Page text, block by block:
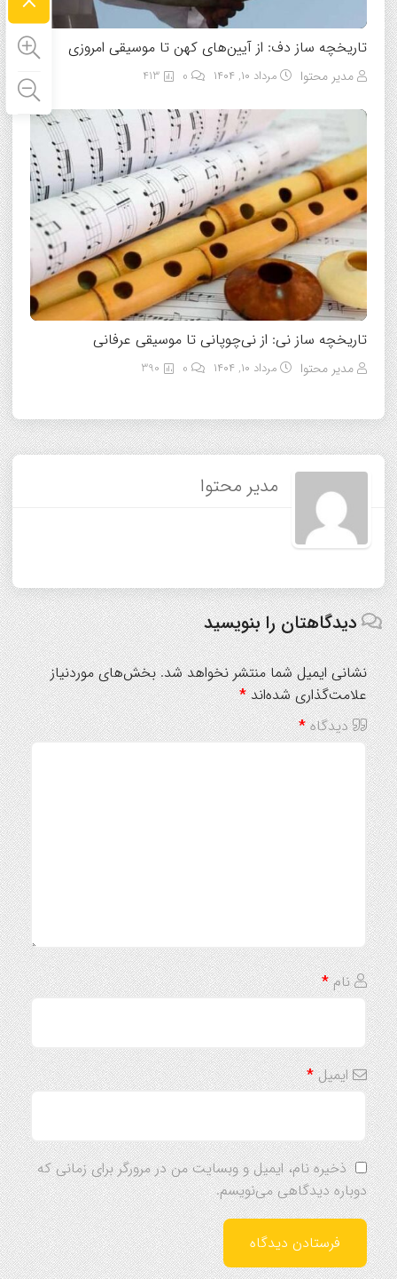
تاریخچه ساز دف: از آیین‌های کهن تا موسیقی امروزی
مدیر محتوا مرداد ۱۰, ۱۴۰۴ 413
تاریخچه ساز نی: از نی‌چوپانی تا موسیقی عرفانی
مدیر محتوا مرداد ۱۰, ۱۴۰۴ 390
مدیر محتوا
دیدگاهتان را بنویسید
نشانی ایمیل شما منتشر نخواهد شد. بخش‌های موردنیاز
علامت‌گذاری شده‌اند*
دیدگاه*
نام*
ایمیل*
ذخیره نام، ایمیل و وبسایت من در مرورگر برای زمانی که
دوباره دیدگاهی می‌نویسم.